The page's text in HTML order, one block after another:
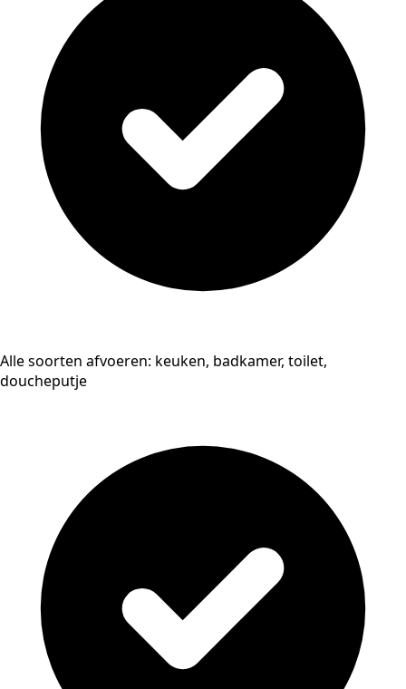
Alle soorten afvoeren: keuken, badkamer, toilet,
doucheputje